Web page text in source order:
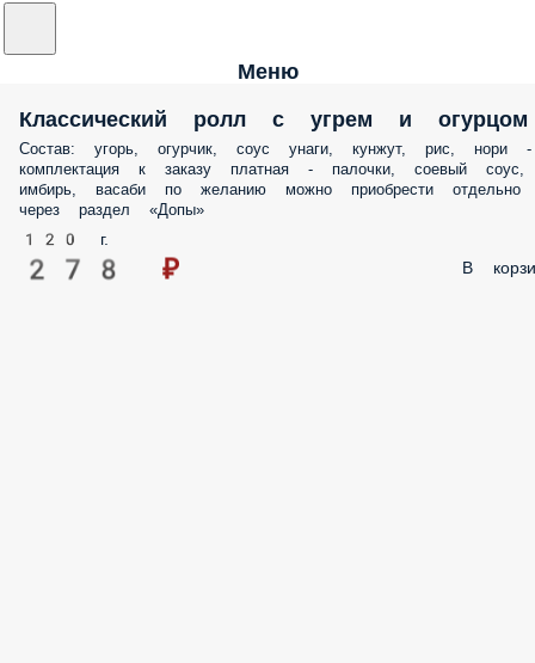
Меню
Классический ролл с угрем и огурцом
Состав: угорь, огурчик, соус унаги, кунжут, рис, нори -
комплектация к заказу платная - палочки, соевый соус,
имбирь, васаби по желанию можно приобрести отдельно
через раздел «Допы»
120 г.
278 ₽ В